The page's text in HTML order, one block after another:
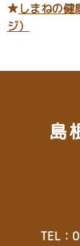
★しまねの健
ジ）
島
TEL：